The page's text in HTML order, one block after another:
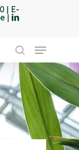
| E-
| linkedin
youtube
search
Menu